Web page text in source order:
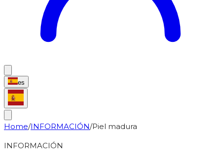
es
Home/INFORMACIÓN/Piel madura
INFORMACIÓN